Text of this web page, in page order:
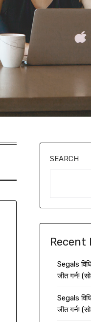
SEARCH
Recent
Segals
जीत गर्न!
Segals
जीत गर्न!